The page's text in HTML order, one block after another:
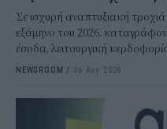
Σε ισχυρή αναπτυξιακή
εξάμηνο του 2026,
έσοδα, λειτουργική
NEWSROOM / 06 Αυγ 2026